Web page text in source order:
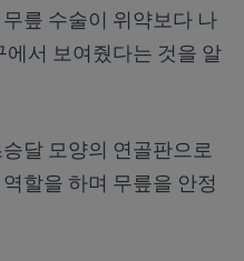
릎 수술이 위약보다 나
에서 보여줬다는 것을 알
달 모양의 연골판으로
할을 하며 무릎을 안정